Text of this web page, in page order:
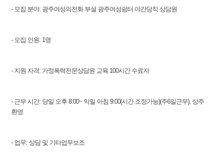
- 모집 분야: 광주여성의전화 부설 광주여성쉼터 야간당직 상담원
- 모집 인원: 1명
- 지원 자격: 가정폭력전문상담원 교육 100시간 수료자
- 근무 시간: 당일 오후 8:00~ 익일 아침 9:00(시간 조정가능)(주6일근무), 상주
환영
- 업무: 상담 및 기타업무보조